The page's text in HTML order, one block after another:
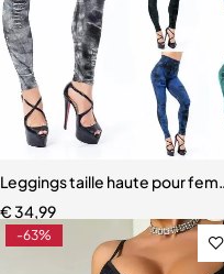
Leggings taille haute pour
€34,99
-63%